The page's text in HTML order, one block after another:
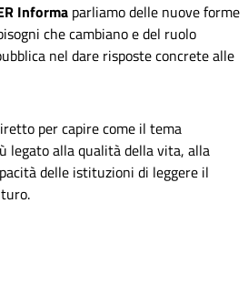
Informa parliamo delle nuove forme
che cambiano e del ruolo
nel dare risposte concrete alle
per capire come il tema
legato alla qualità della vita, alla
delle istituzioni di leggere il